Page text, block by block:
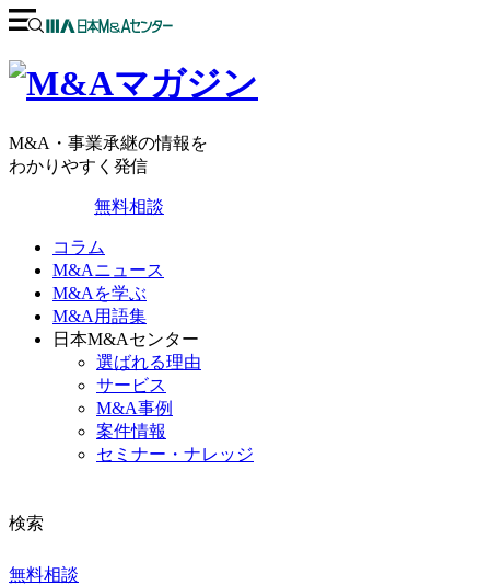
M&A・事業承継の情報を
わかりやすく発信
無料相談
コラム
M&Aニュース
M&Aを学ぶ
M&A用語集
日本M&Aセンター
選ばれる理由
サービス
M&A事例
案件情報
セミナー・ナレッジ
検索
無料相談